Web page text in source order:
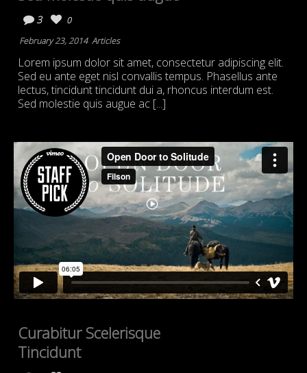
3
0
February 23, 2014 Articles
Lorem ipsum dolor sit amet, consectetur adipiscing elit.
Sed eu ante eget nisl convallis tempus. Phasellus ante
lectus, tincidunt tincidunt dui a, rhoncus interdum est.
Sed molestie quis augue ac [...]
Curabitur Scelerisque
Tincidunt